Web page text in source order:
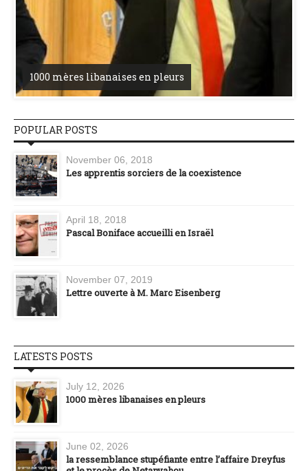
1000 mères libanaises en pleurs
POPULAR POSTS
November 06, 2018
Les apprentis sorciers de la coexistence
April 18, 2018
Pascal Boniface accueilli en Israël
November 07, 2019
Lettre ouverte à M. Marc Eisenberg
LATESTS POSTS
July 12, 2026
1000 mères libanaises en pleurs
June 02, 2026
la ressemblance stupéfiante entre l’affaire Dreyfus